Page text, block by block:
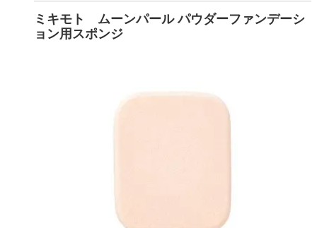
ミキモト ムーンパール パウダーファンデーシ
ョン用スポンジ